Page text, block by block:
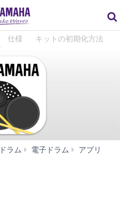
仕様 キットの初期化方法
ドラム 電子ドラム
アプリ